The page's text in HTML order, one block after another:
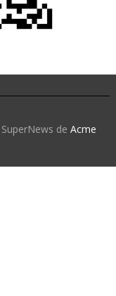
de Acme